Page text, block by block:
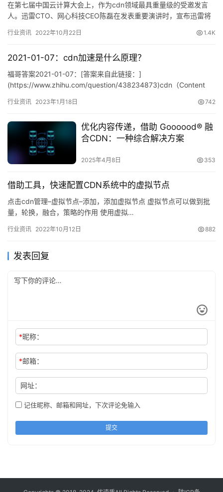
在第七届中国云计算大会上，作为cdn领域最具重量级的受邀发言
人。迅雷CTO、网心科技CEO陈磊在发表重要演讲时，宣布迅雷将
行业资讯 2022年10月22日 1.4K
2021-01-07：cdn加速是什么原理？
福哥答案2021-01-07：[答案来自此链接：]
(https://www.zhihu.com/question/438234873)cdn（Content
行业资讯 2023年1月18日 742
优化内容传递，借助 Goooood® 融
合CDN：一种综合解决方案
2025年4月8日 353
借助工具，快速配置CDN系统中的虚拟节点
点击cdn管理–虚拟节点–添加，添加虚拟节点 虚拟节点可以做到批
量，轮换，融合，策略的作用 使用虚拟…
行业资讯 2022年10月12日 882
发表回复
*昵称：
*邮箱：
网址：
记住昵称、邮箱和网址，下次评论免输入
提交